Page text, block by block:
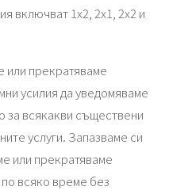
включват 1x2, 2x1, 2x2 и
прекратяваме
усилия да уведомяваме
за всякакви съществени
услуги. Запазваме си
или прекратяваме
по всяко време без